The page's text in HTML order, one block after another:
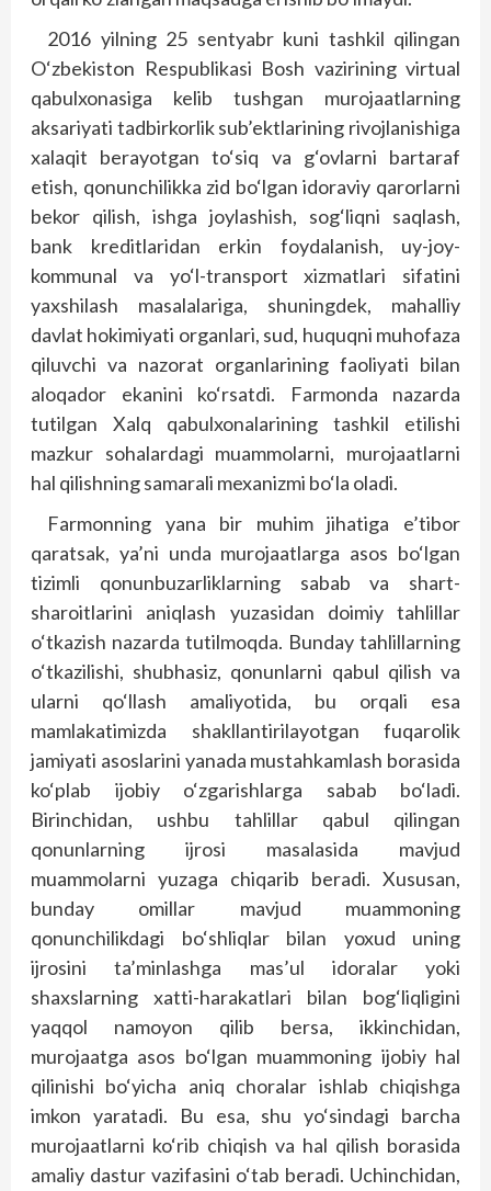
2016 yilning 25 sentyabr kuni tashkil qilingan
O‘zbekiston Respublikasi Bosh vazirining virtual
qabulxonasiga kelib tushgan murojaatlarning
aksariyati tadbirkorlik sub’ektlarining rivojlanishiga
xalaqit berayotgan to‘siq va g‘ovlarni bartaraf
etish, qonunchilikka zid bo‘lgan idoraviy qarorlarni
bekor qilish, ishga joylashish, sog‘liqni saqlash,
bank kreditlaridan erkin foydalanish, uy-joy-
kommunal va yo‘l-transport xizmatlari sifatini
yaxshilash masalalariga, shuningdek, mahalliy
davlat hokimiyati organlari, sud, huquqni muhofaza
qiluvchi va nazorat organlarining faoliyati bilan
aloqador ekanini ko‘rsatdi. Farmonda nazarda
tutilgan Xalq qabulxonalarining tashkil etilishi
mazkur sohalardagi muammolarni, murojaatlarni
hal qilishning samarali mexanizmi bo‘la oladi.
Farmonning yana bir muhim jihatiga e’tibor
qaratsak, ya’ni unda murojaatlarga asos bo‘lgan
tizimli qonunbuzarliklarning sabab va shart-
sharoitlarini aniqlash yuzasidan doimiy tahlillar
o‘tkazish nazarda tutilmoqda. Bunday tahlillarning
o‘tkazilishi, shubhasiz, qonunlarni qabul qilish va
ularni qo‘llash amaliyotida, bu orqali esa
mamlakatimizda shakllantirilayotgan fuqarolik
jamiyati asoslarini yanada mustahkamlash borasida
ko‘plab ijobiy o‘zgarishlarga sabab bo‘ladi.
Birinchidan, ushbu tahlillar qabul qilingan
qonunlarning ijrosi masalasida mavjud
muammolarni yuzaga chiqarib beradi. Xususan,
bunday omillar mavjud muammoning
qonunchilikdagi bo‘shliqlar bilan yoxud uning
ijrosini ta’minlashga mas’ul idoralar yoki
shaxslarning xatti-harakatlari bilan bog‘liqligini
yaqqol namoyon qilib bersa, ikkinchidan,
murojaatga asos bo‘lgan muammoning ijobiy hal
qilinishi bo‘yicha aniq choralar ishlab chiqishga
imkon yaratadi. Bu esa, shu yo‘sindagi barcha
murojaatlarni ko‘rib chiqish va hal qilish borasida
amaliy dastur vazifasini o‘tab beradi. Uchinchidan,